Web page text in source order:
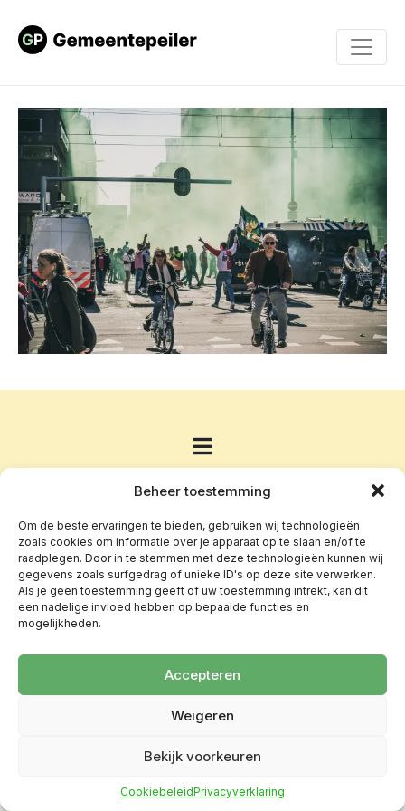
Beheer toestemming
Om de beste ervaringen te bieden, gebruiken wij technologieën
zoals cookies om informatie over je apparaat op te slaan en/of te
raadplegen. Door in te stemmen met deze technologieën kunnen wij
gegevens zoals surfgedrag of unieke ID's op deze site verwerken.
Als je geen toestemming geeft of uw toestemming intrekt, kan dit
een nadelige invloed hebben op bepaalde functies en
mogelijkheden.
Accepteren
Weigeren
Bekijk voorkeuren
CookiebeleidPrivacyverklaring